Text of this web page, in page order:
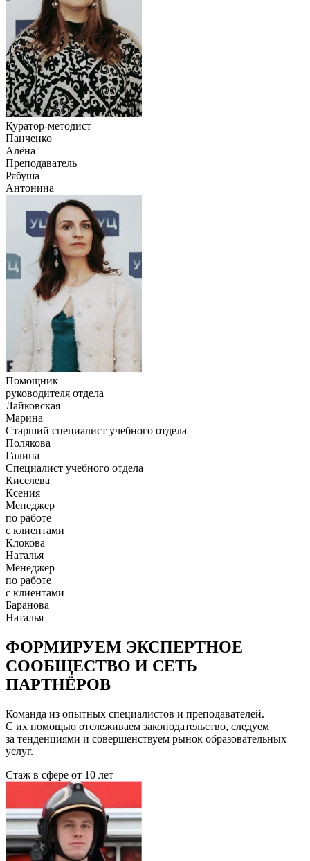
Куратор-методист
Панченко
Алёна
Преподаватель
Рябуша
Антонина
Помощник
руководителя отдела
Лайковская
Марина
Старший специалист учебного отдела
Полякова
Галина
Специалист учебного отдела
Киселева
Ксения
Менеджер
по работе
с клиентами
Клокова
Наталья
Менеджер
по работе
с клиентами
Баранова
Наталья
ФОРМИРУЕМ ЭКСПЕРТНОЕ
СООБЩЕСТВО И СЕТЬ
ПАРТНЁРОВ
Команда из опытных специалистов и преподавателей.
С их помощью отслеживаем законодательство, следуем
за тенденциями и совершенствуем рынок образовательных
услуг.
Стаж в сфере от 10 лет